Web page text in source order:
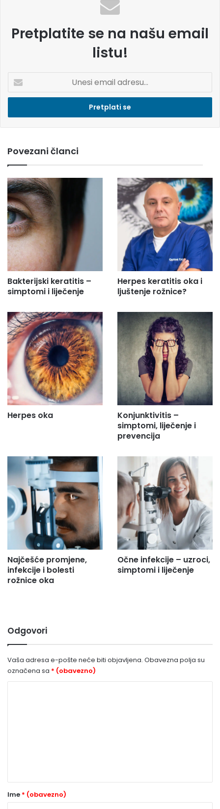
Pretplatite se na našu email
listu!
e
i
e
a
a
d
r
e
s
u
.
.
.
Povezani članci
Bakterijski keratitis –
simptomi i liječenje
Herpes keratitis oka i
ljuštenje rožnice?
Herpes oka
Konjunktivitis –
simptomi, liječenje i
prevencija
Najčešće promjene,
infekcije i bolesti
rožnice oka
Očne infekcije – uzroci,
simptomi i liječenje
Odgovori
Vaša adresa e-pošte neće biti objavljena. Obavezna polja su
označena sa * (obavezno)
r
Ime * (obavezno)